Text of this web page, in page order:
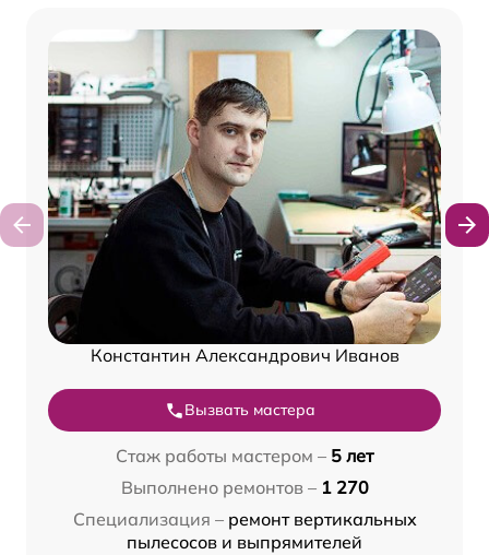
Константин Александрович Иванов
Вызвать мастера
Стаж работы мастером – 5 лет
Выполнено ремонтов – 1 270
Специализация – ремонт вертикальных
пылесосов и выпрямителей